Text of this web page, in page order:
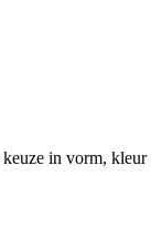
in vorm,